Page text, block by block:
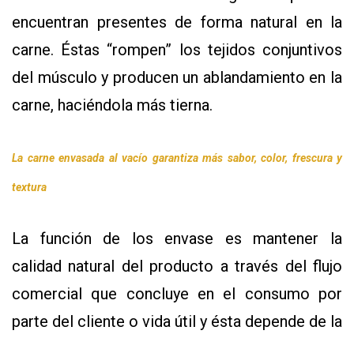
encuentran presentes de forma natural en la
carne. Éstas “rompen” los tejidos conjuntivos
del músculo y producen un ablandamiento en la
carne, haciéndola más tierna.
La carne envasada al vacío garantiza más sabor, color, frescura y
textura
La función de los envase es mantener la
calidad natural del producto a través del flujo
comercial que concluye en el consumo por
parte del cliente o vida útil y ésta depende de la